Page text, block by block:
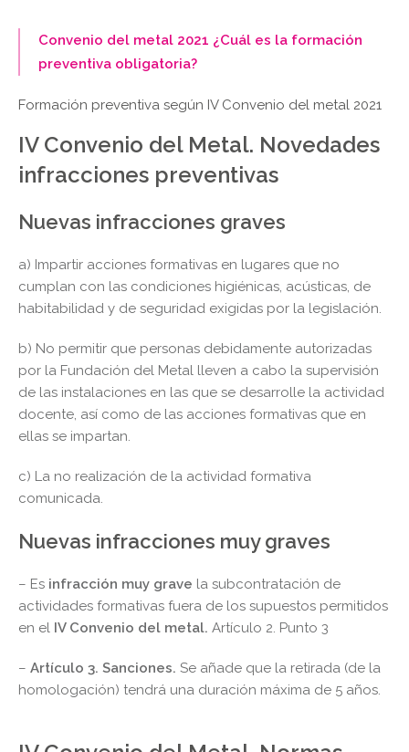
Convenio del metal 2021 ¿Cuál es la formación
preventiva obligatoria?
Formación preventiva según IV Convenio del metal 2021
IV Convenio del Metal. Novedades
infracciones preventivas
Nuevas infracciones graves
a) Impartir acciones formativas en lugares que no
cumplan con las condiciones higiénicas, acústicas, de
habitabilidad y de seguridad exigidas por la legislación.
b) No permitir que personas debidamente autorizadas
por la Fundación del Metal lleven a cabo la supervisión
de las instalaciones en las que se desarrolle la actividad
docente, así como de las acciones formativas que en
ellas se impartan.
c) La no realización de la actividad formativa
comunicada.
Nuevas infracciones muy graves
– Es infracción muy grave la subcontratación de
actividades formativas fuera de los supuestos permitidos
en el IV Convenio del metal. Artículo 2. Punto 3
– Artículo 3. Sanciones. Se añade que la retirada (de la
homologación) tendrá una duración máxima de 5 años.